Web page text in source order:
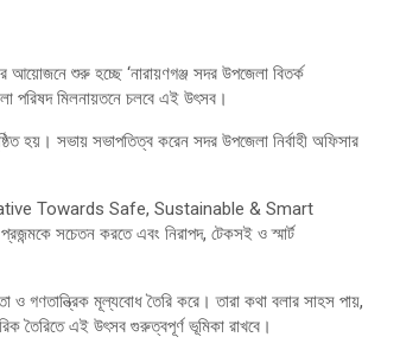
আয়োজনে শুরু হচ্ছে ‘নারায়ণগঞ্জ সদর উপজেলা বিতর্ক
পরিষদ মিলনায়তনে চলবে এই উৎসব।
হয়। সভায় সভাপতিত্ব করেন সদর উপজেলা নির্বাহী অফিসার
Initiative Towards Safe, Sustainable & Smart
সচেতন করতে এবং নিরাপদ, টেকসই ও স্মার্ট
ও গণতান্ত্রিক মূল্যবোধ তৈরি করে। তারা কথা বলার সাহস পায়,
তৈরিতে এই উৎসব গুরুত্বপূর্ণ ভূমিকা রাখবে।